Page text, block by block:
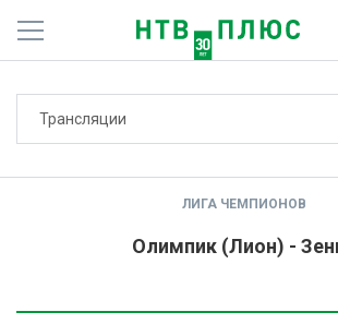
Трансляции
ЛИГА ЧЕМПИОНОВ
Олимпик (Лион) -